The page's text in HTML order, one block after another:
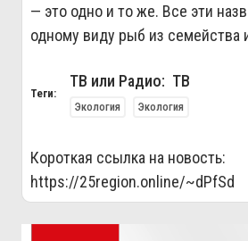
— это одно и то же. Все эти
одному виду рыб из семейства
Теги:
ТВ или Радио: ТВ
Экология Экология
Короткая ссылка на новость:
https://25region.online/~dPfSd